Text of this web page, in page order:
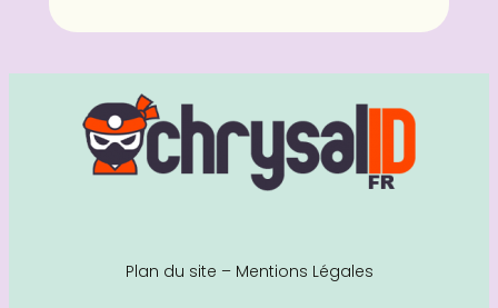
Plan du site – Mentions Légales